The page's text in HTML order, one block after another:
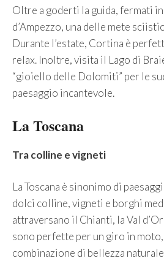
Oltre a goderti la guida, fermati
d’Ampezzo, una delle mete
Durante l’estate, Cortina è
relax. Inoltre, visita il Lago di
“gioiello delle Dolomiti” per le
paesaggio incantevole.
La Toscana
Tra colline e vigneti
La Toscana è sinonimo di
dolci colline, vigneti e borghi
attraversano il Chianti, la Val
sono perfette per un giro in
combinazione di bellezza